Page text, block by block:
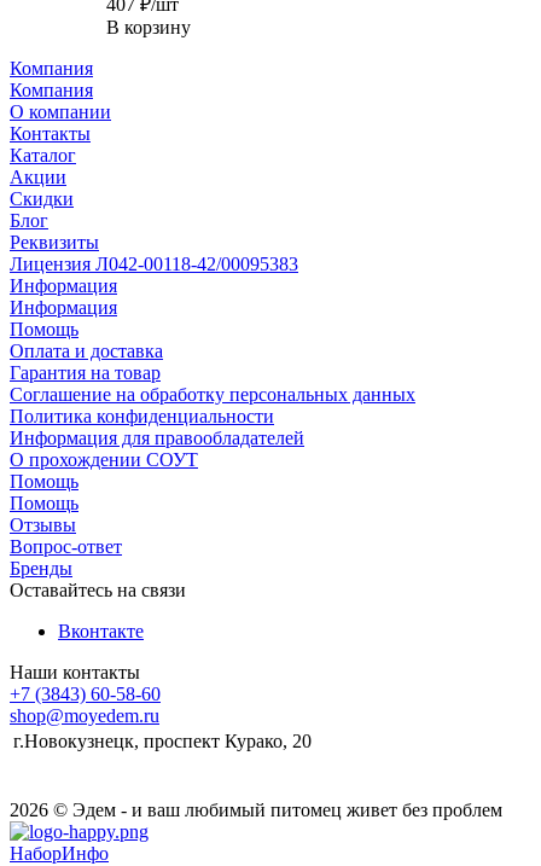
407 ₽/шт
В корзину
Компания
Компания
О компании
Контакты
Каталог
Акции
Скидки
Блог
Реквизиты
Лицензия Л042-00118-42/00095383
Информация
Информация
Помощь
Оплата и доставка
Гарантия на товар
Соглашение на обработку персональных данных
Политика конфиденциальности
Информация для правообладателей
О прохождении СОУТ
Помощь
Помощь
Отзывы
Вопрос-ответ
Бренды
Оставайтесь на связи
Вконтакте
Наши контакты
+7 (3843) 60-58-60
shop@moyedem.ru
г.Новокузнецк, проспект Курако, 20
2026 © Эдем - и ваш любимый питомец живет без проблем
НаборИнфо